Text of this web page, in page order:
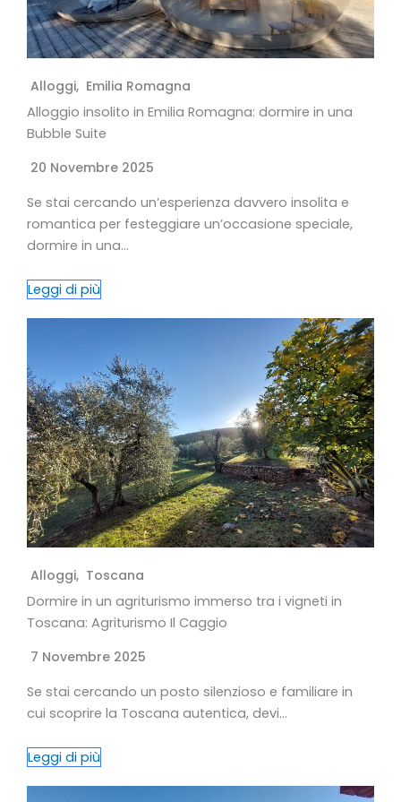
Alloggi, Emilia Romagna
Alloggio insolito in Emilia Romagna: dormire in una
Bubble Suite
20 Novembre 2025
Se stai cercando un’esperienza davvero insolita e
romantica per festeggiare un’occasione speciale,
dormire in una…
Leggi di più
Alloggi, Toscana
Dormire in un agriturismo immerso tra i vigneti in
Toscana: Agriturismo Il Caggio
7 Novembre 2025
Se stai cercando un posto silenzioso e familiare in
cui scoprire la Toscana autentica, devi…
Leggi di più